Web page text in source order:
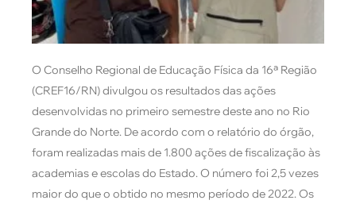
O Conselho Regional de Educação Física da 16ª Região
(CREF16/RN) divulgou os resultados das ações
desenvolvidas no primeiro semestre deste ano no Rio
Grande do Norte. De acordo com o relatório do órgão,
foram realizadas mais de 1.800 ações de fiscalização às
academias e escolas do Estado. O número foi 2,5 vezes
maior do que o obtido no mesmo período de 2022. Os